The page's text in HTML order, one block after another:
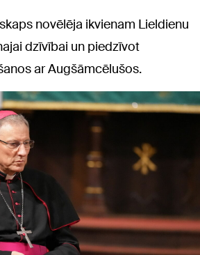
novēlēja ikvienam Lieldienu
dzīvībai un piedzīvot
ar Augšāmcēlušos.